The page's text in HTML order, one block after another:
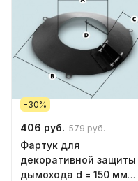
-30%
406 руб. 579 руб.
Фартук для
декоративной защиты
дымохода d = 150 мм